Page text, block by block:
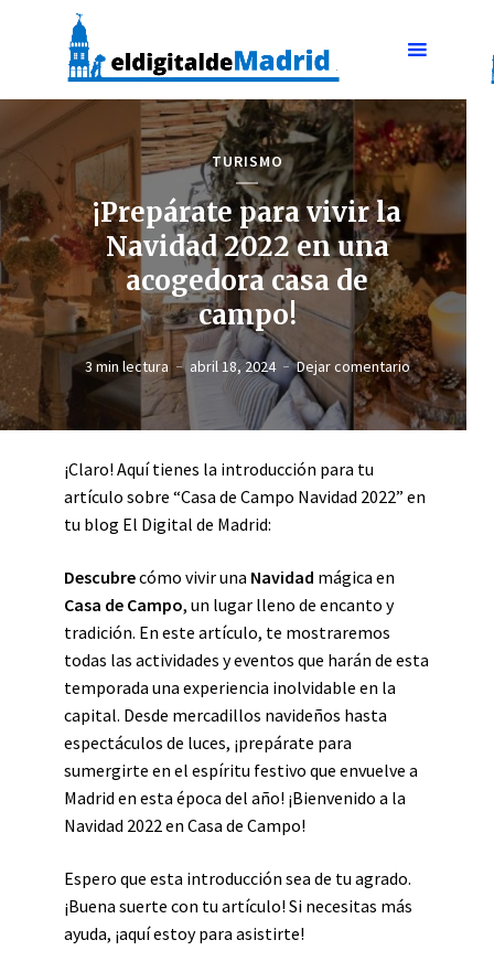
TURISMO
¡Prepárate para vivir la
Navidad 2022 en una
acogedora casa de
campo!
3 min lectura abril 18, 2024 Dejar comentario
¡Claro! Aquí tienes la introducción para tu
artículo sobre “Casa de Campo Navidad 2022” en
tu blog El Digital de Madrid:
Descubrecómo vivir una Navidad mágica en
Casa de Campo, un lugar lleno de encanto y
tradición. En este artículo, te mostraremos
todas las actividades y eventos que harán de esta
temporada una experiencia inolvidable en la
capital. Desde mercadillos navideños hasta
espectáculos de luces, ¡prepárate para
sumergirte en el espíritu festivo que envuelve a
Madrid en esta época del año! ¡Bienvenido a la
Navidad 2022 en Casa de Campo!
Espero que esta introducción sea de tu agrado.
¡Buena suerte con tu artículo! Si necesitas más
ayuda, ¡aquí estoy para asistirte!